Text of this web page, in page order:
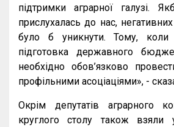
підтримки аграрної галузі.
прислухалась до нас,
було б уникнути. Тому, коли
підготовка державного
необхідно обов’язково
профільними асоціаціями», -
Окрім депутатів аграрного
круглого столу також взяли